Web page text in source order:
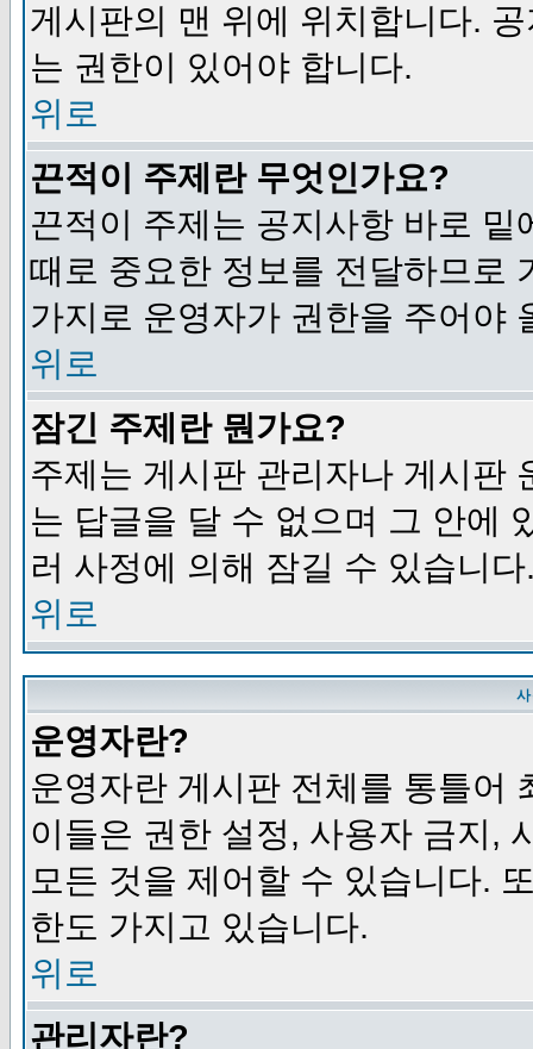
게시판의 맨 위에 위치합니다.
는 권한이 있어야 합니다.
위로
끈적이 주제란 무엇인가요?
끈적이 주제는 공지사항 바로
때로 중요한 정보를 전달하므로
가지로 운영자가 권한을 주어야
위로
잠긴 주제란 뭔가요?
주제는 게시판 관리자나 게시판
는 답글을 달 수 없으며 그 안에
러 사정에 의해 잠길 수 있습니다
위로
운영자란?
운영자란 게시판 전체를 통틀어
이들은 권한 설정, 사용자 금지,
모든 것을 제어할 수 있습니다.
한도 가지고 있습니다.
위로
관리자란?